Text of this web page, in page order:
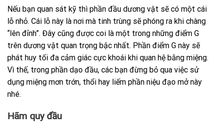
Nếu bạn quan sát kỹ thì phần đầu dương vật sẽ có một cái
lỗ nhỏ. Cái lỗ này là nơi mà tinh trùng sẽ phóng ra khi chàng
“lên đỉnh”. Đây cũng được coi là một trong những điểm G
trên dương vật quan trọng bậc nhất. Phần điểm G này sẽ
phát huy tối đa cảm giác cực khoái khi quan hệ bằng miệng.
Vì thế, trong phần dạo đầu, các bạn đừng bỏ qua việc sử
dụng miệng mơn trớn, thổi hay liếm phần niệu đạo mở này
nhé.
Hãm quy đầu